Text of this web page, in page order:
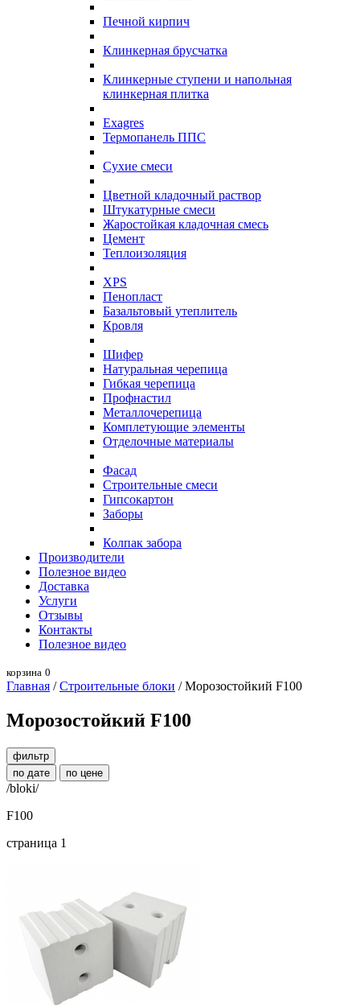
Печной кирпич
Клинкерная брусчатка
Клинкерные ступени и напольная
клинкерная плитка
Exagres
Термопанель ППС
Сухие смеси
Цветной кладочный раствор
Штукатурные смеси
Жаростойкая кладочная смесь
Цемент
Теплоизоляция
XPS
Пенопласт
Базальтовый утеплитель
Кровля
Шифер
Натуральная черепица
Гибкая черепица
Профнастил
Металлочерепица
Комплетующие элементы
Отделочные материалы
Фасад
Строительные смеси
Гипсокартон
Заборы
Колпак забора
Производители
Полезное видео
Доставка
Услуги
Отзывы
Контакты
Полезное видео
корзина 0
Главная /Строительные блоки / Морозостойкий F100
Морозостойкий F100
фильтр
по дате
по цене
/bloki/
F100
страница 1